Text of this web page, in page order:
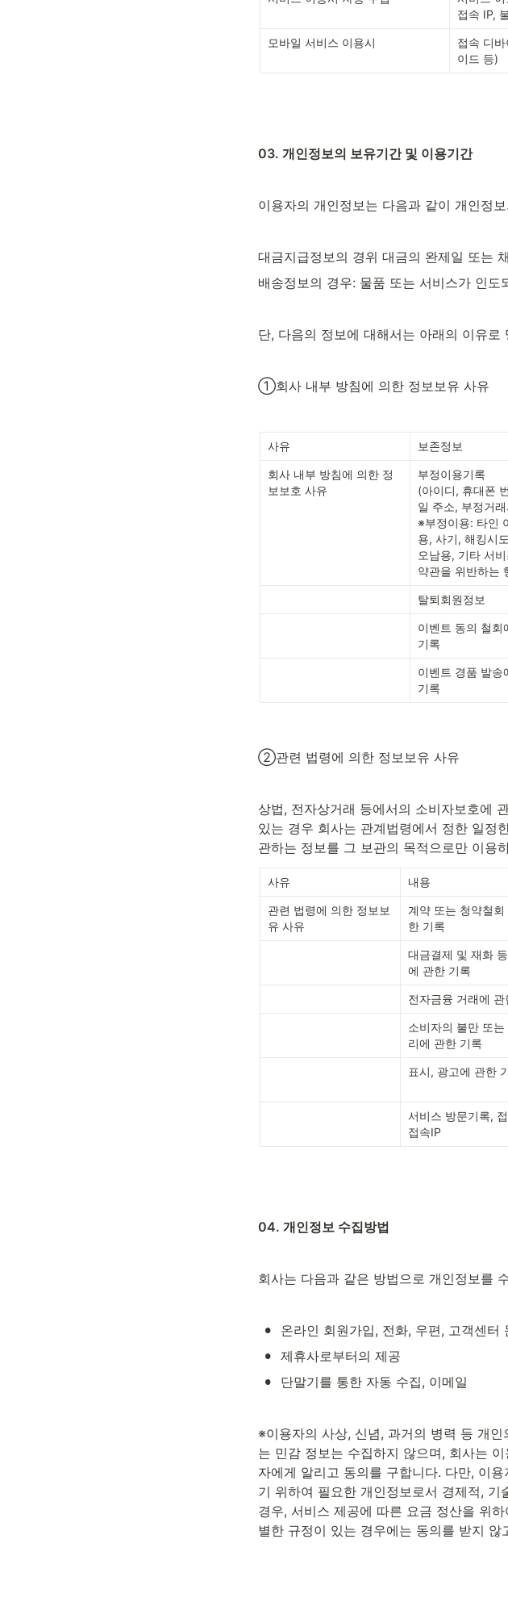
접속 IP,
모바일 서비스 이용시
접속 디
이드 등)
03. 개인정보의 보유기간 및 이용기간
이용자의 개인정보는 다음과 같이 개인정
대금지급정보의 경위 대금의 완제일 또는
배송정보의 경우: 물품 또는 서비스가 인도
단, 다음의 정보에 대해서는 아래의 이유로
①회사 내부 방침에 의한 정보보유 사유
사유 보존정보
회사 내부 방침에 의한 정
보보호 사유
부정이용기록
(아이디, 휴대폰
일 주소, 부정거
※부정이용: 타인
용, 사기, 해킹시
오남용, 기타 서
약관을 위반하는
탈퇴회원정보
이벤트 동의 철회
기록
이벤트 경품 발송
기록
②관련 법령에 의한 정보보유 사유
상법, 전자상거래 등에서의 소비자보호에
있는 경우 회사는 관계법령에서 정한 일정
관하는 정보를 그 보관의 목적으로만 이용
사유 내용
관련 법령에 의한 정보보
유 사유
계약 또는 청약철
한 기록
대금결제 및 재화
에 관한 기록
전자금융 거래에 관
소비자의 불만 또는
리에 관한 기록
표시, 광고에 관한
서비스 방문기록,
접속IP
04. 개인정보 수집방법
회사는 다음과 같은 방법으로 개인정보를
• 온라인 회원가입, 전화, 우편, 고객센터
• 제휴사로부터의 제공
• 단말기를 통한 자동 수집, 이메일
※이용자의 사상, 신념, 과거의 병력 등 개
는 민감 정보는 수집하지 않으며, 회사는
자에게 알리고 동의를 구합니다. 다만, 이
기 위하여 필요한 개인정보로서 경제적,
경우, 서비스 제공에 따른 요금 정산을 위
별한 규정이 있는 경우에는 동의를 받지